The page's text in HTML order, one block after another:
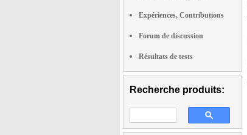
Expériences, Contributions
Forum de discussion
Résultats de tests
Recherche produits: